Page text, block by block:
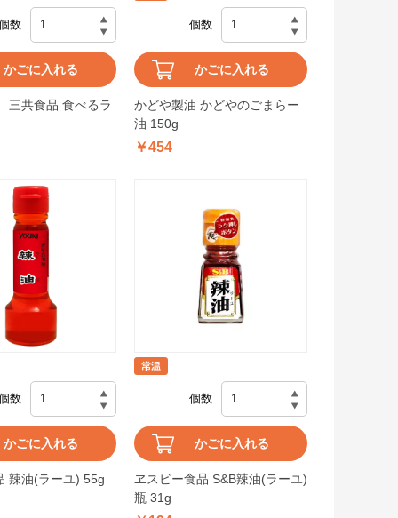
三共食品 食べるラ
数
かごに入れる
かどや製油 かどやのごまらー
油 150g
￥454
個数
かごに入れる
辣油(ラーユ) 55g
数
かごに入れる
ヱスビー食品 S&B辣油(ラーユ)
瓶 31g
個数
かごに入れる